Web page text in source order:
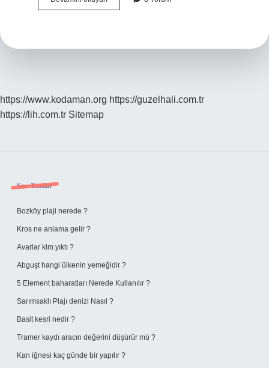
Karnındaki
https://www.kodaman.org https://guzelhali.com.tr
https://lih.com.tr Sitemap
Sidebar
Son Yazılar
Bozköy plaji nerede ?
Kros ne anlama gelir ?
Avarlar kim yıktı ?
Abguşt hangi ülkenin yemeğidir ?
5 Element baharatları Nerede Kullanılır ?
Sarımsaklı Plajı denizi Nasıl ?
Basit kesri nedir ?
Tramer kaydı aracın değerini düşürür mü ?
Kan iğnesi kaç günde bir yapılır ?